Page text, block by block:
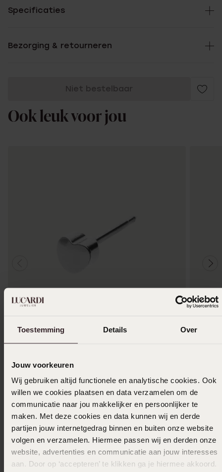
Toestemming Details Over
Jouw voorkeuren
Wij gebruiken altijd functionele en analytische cookies. Ook
willen we cookies plaatsen en data verzamelen om de
communicatie naar jou makkelijker en persoonlijker te
maken. Met deze cookies en data kunnen wij en derde
partijen jouw internetgedrag binnen en buiten onze website
volgen en verzamelen. Hiermee passen wij en derden onze
website, advertenties en communicatie aan jouw interesses
aan. Door op ‘accepteren’ te klikken ga je hiermee akkoord.
Specificaties
Bezorging & retourneren
Niet bestelbaar
Ook leuk voor jou
14
Anderen kochten ook